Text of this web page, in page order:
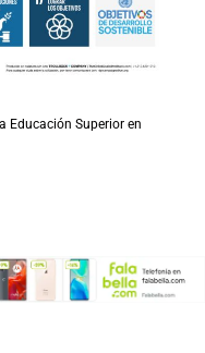
Educación Superior en